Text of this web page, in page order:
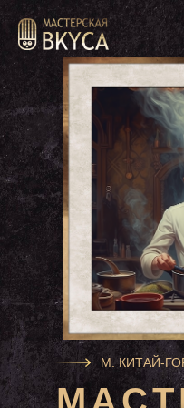
М. КИТАЙ-